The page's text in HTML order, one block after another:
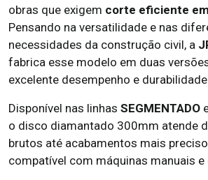
obras que exigem corte eficiente
Pensando na versatilidade e nas
necessidades da construção civil, a
fabrica esse modelo em duas
excelente desempenho e
Disponível nas linhas SEGMENTADO
o disco diamantado 300mm atende
brutos até acabamentos mais
compatível com máquinas manuais e